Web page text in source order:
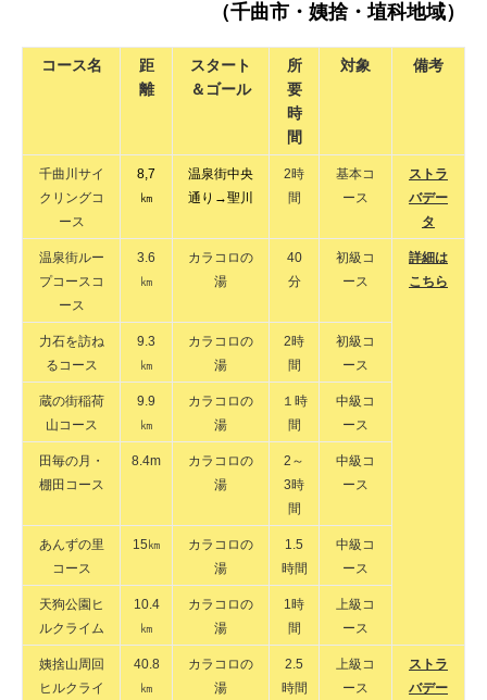
（千曲市・姨捨・埴科地域）
コース名
距
離
スタート
＆ゴール
所
要
時
間
対象 備考
千曲川サイ
クリングコ
ース
8,7
㎞
温泉街中央
通り→聖川
2時
間
基本コ
ース
ストラ
バデー
タ
温泉街ルー
プコースコ
ース
3.6
㎞
カラコロの
湯
40
分
初級コ
ース
詳細は
こちら
力石を訪ね
るコース
9.3
㎞
カラコロの
湯
2時
間
初級コ
ース
蔵の街稲荷
山コース
9.9
㎞
カラコロの
湯
１時
間
中級コ
ース
田毎の月・
棚田コース
8.4m
カラコロの
湯
2～
3時
間
中級コ
ース
あんずの里
コース
15㎞
カラコロの
湯
1.5
時間
中級コ
ース
天狗公園ヒ
ルクライム
10.4
㎞
カラコロの
湯
1時
間
上級コ
ース
姨捨山周回
ヒルクライ
40.8
㎞
カラコロの
湯
2.5
時間
上級コ
ース
ストラ
バデー